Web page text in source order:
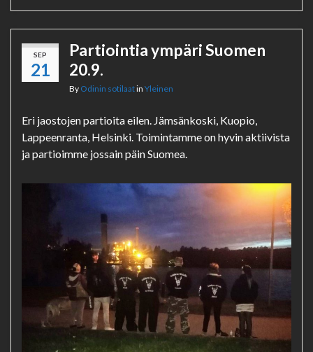
SEP
21
Partiointia ympäri Suomen
20.9.
By Odinin sotilaatin Yleinen
Eri jaostojen partioita eilen. Jämsänkoski, Kuopio,
Lappeenranta, Helsinki. Toimintamme on hyvin aktiivista
ja partioimme jossain päin Suomea.